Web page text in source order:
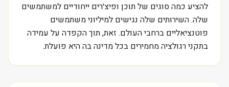
להציע כמה סוגים של תוכן ופיצ׳רים ייחודיים למשתמשים
שלה. השירותים שלה נגישים למיליוני משתמשים
פוטנציאליים ברחבי העולם. זאת, תוך הקפדה על עמידה
בתקני רגולציה מחמירים בכל מדינה בה היא פועלת.